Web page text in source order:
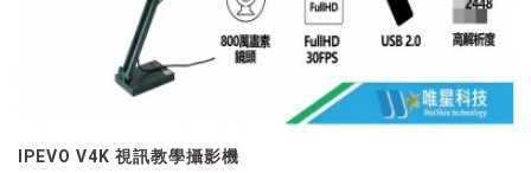
IPEVO V4K 視訊教學攝影機